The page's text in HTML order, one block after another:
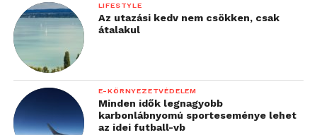
LIFESTYLE
Az utazási kedv nem csökken, csak
átalakul
E-KÖRNYEZETVÉDELEM
Minden idők legnagyobb
karbonlábnyomú sporteseménye lehet
az idei futball-vb